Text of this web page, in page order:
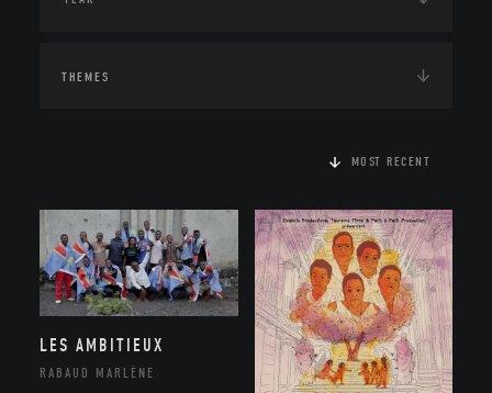
THEMES
MOST RECENT
LES AMBITIEUX
RABAUD MARLÈNE